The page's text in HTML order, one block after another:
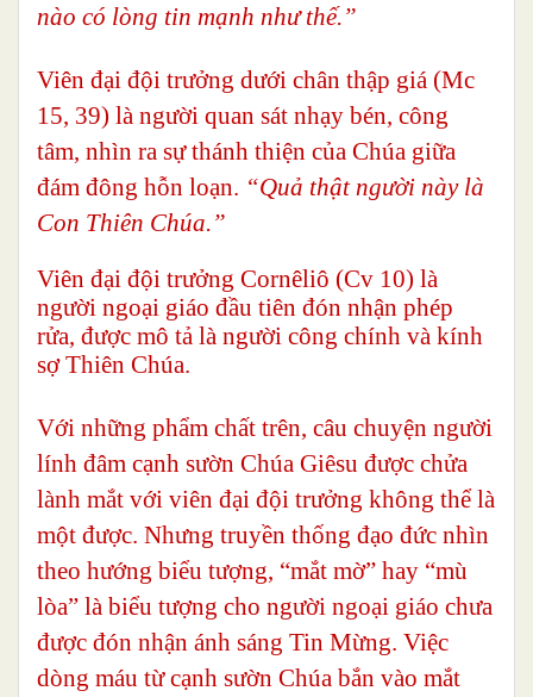
nào có lòng tin mạnh như thế.”
Viên đại đội trưởng dưới chân thập giá (Mc
15, 39) là người quan sát nhạy bén, công
tâm, nhìn ra sự thánh thiện của Chúa giữa
đám đông hỗn loạn. “Quả thật người này là
Con Thiên Chúa.”
Viên đại đội trưởng Cornêliô (Cv 10) là
người ngoại giáo đầu tiên đón nhận phép
rửa, được mô tả là người công chính và kính
sợ Thiên Chúa.
Với những phẩm chất trên, câu chuyện người
lính đâm cạnh sườn Chúa Giêsu được chửa
lành mắt với viên đại đội trưởng không thể là
một được. Nhưng truyền thống đạo đức nhìn
theo hướng biểu tượng, “mắt mờ” hay “mù
lòa” là biểu tượng cho người ngoại giáo chưa
được đón nhận ánh sáng Tin Mừng. Việc
dòng máu từ cạnh sườn Chúa bắn vào mắt